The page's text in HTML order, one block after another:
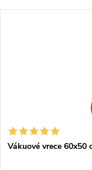
Vákuové vrece 60x50